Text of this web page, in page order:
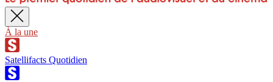
À la une
Satellifacts Quotidien